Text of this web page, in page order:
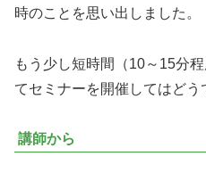
時のことを思い出しました。
もう少し短時間（10～15分
てセミナーを開催してはどう
講師から